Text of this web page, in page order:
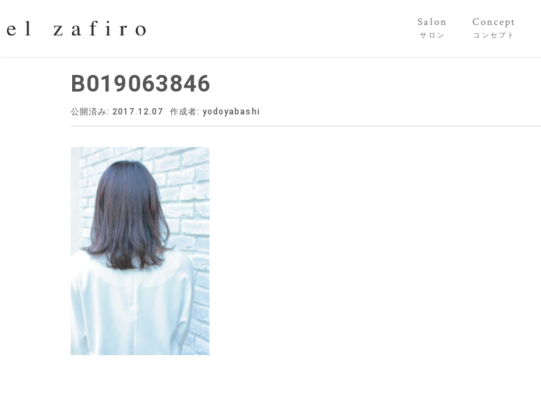
Salon
サロン
Concept
コンセプト
B019063846
公開済み: 2017.12.07 作成者:yodoyabashi